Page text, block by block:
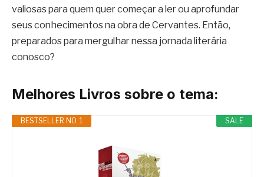
valiosas para quem quer começar a ler ou aprofundar
seus conhecimentos na obra de Cervantes. Então,
preparados para mergulhar nessa jornada literária
conosco?
Melhores Livros sobre o tema:
SALE
BESTSELLER NO. 1